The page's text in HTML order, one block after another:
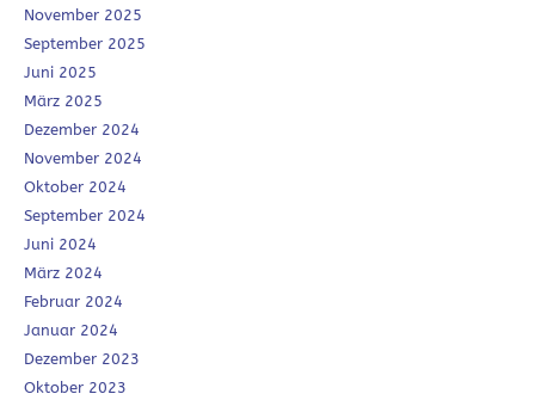
November 2025
September 2025
Juni 2025
März 2025
Dezember 2024
November 2024
Oktober 2024
September 2024
Juni 2024
März 2024
Februar 2024
Januar 2024
Dezember 2023
Oktober 2023